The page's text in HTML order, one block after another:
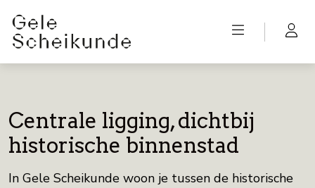
Centrale ligging, dichtbij
historische binnenstad
In Gele Scheikunde woon je tussen de historische